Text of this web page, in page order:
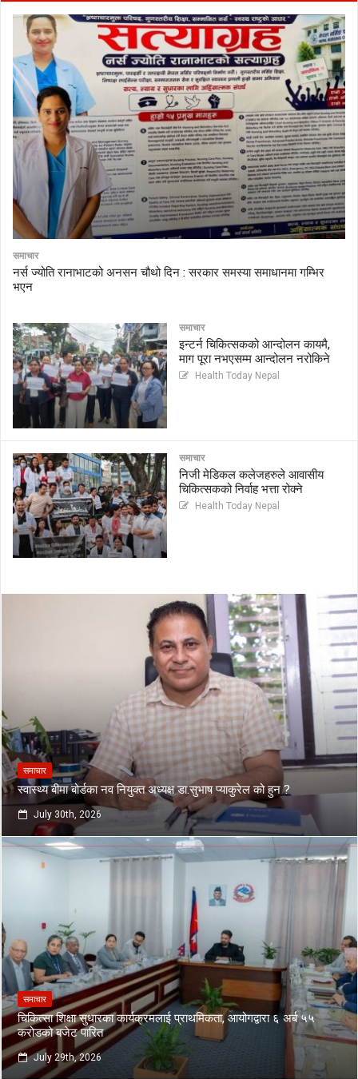
समाचार
नर्स ज्योति रानाभाटको अनसन चौथो दिन : सरकार समस्या समाधानमा गम्भिर
भएन
समाचार
इन्टर्न चिकित्सकको आन्दोलन कायमै,
माग पूरा नभएसम्म आन्दोलन नरोकिने
Health Today Nepal
समाचार
निजी मेडिकल कलेजहरुले आवासीय
चिकित्सकको निर्वाह भत्ता रोक्ने
Health Today Nepal
समाचार
स्वास्थ्य बीमा बोर्डका नव नियुक्त अध्यक्ष डा.सुभाष प्याकुरेल को हुन ?
July 30th, 2026
समाचार
चिकित्सा शिक्षा सुधारका कार्यक्रमलाई प्राथमिकता, आयोगद्वारा ६ अर्ब ५५
करोडको बजेट पारित
July 29th, 2026